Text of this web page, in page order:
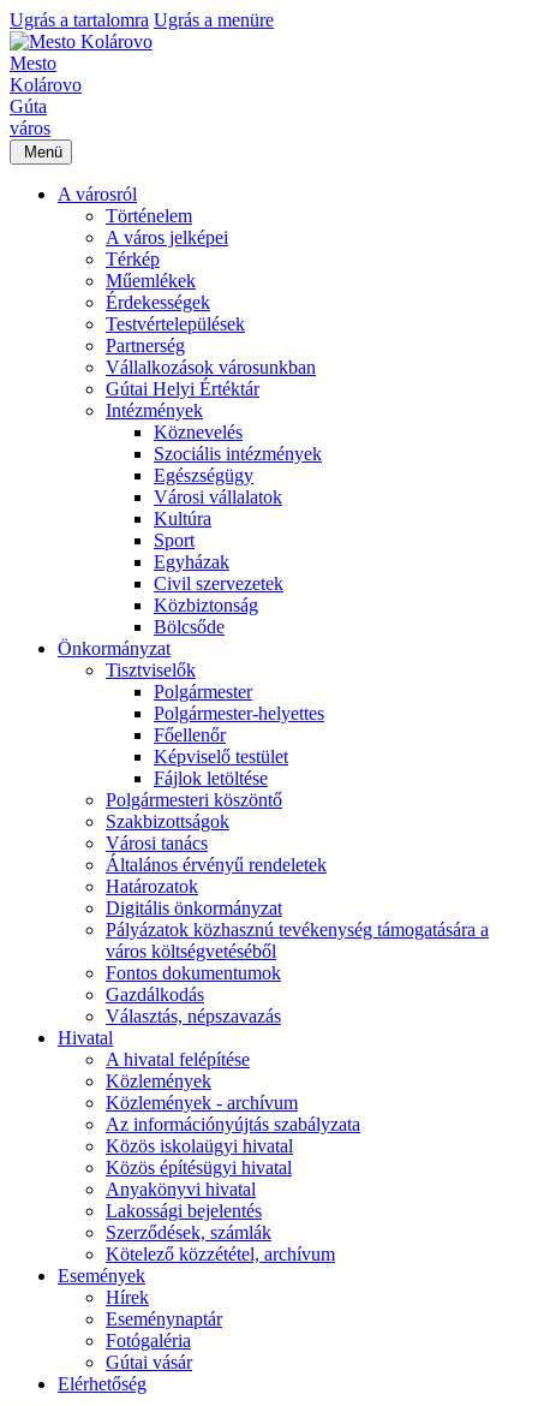
Ugrás a tartalomra Ugrás a menüre
Mesto
Kolárovo
Gúta
város
Menü
A városról
Történelem
A város jelképei
Térkép
Műemlékek
Érdekességek
Testvértelepülések
Partnerség
Vállalkozások városunkban
Gútai Helyi Értéktár
Intézmények
Köznevelés
Szociális intézmények
Egészségügy
Városi vállalatok
Kultúra
Sport
Egyházak
Civil szervezetek
Közbiztonság
Bölcsőde
Önkormányzat
Tisztviselők
Polgármester
Polgármester-helyettes
Főellenőr
Képviselő testület
Fájlok letöltése
Polgármesteri köszöntő
Szakbizottságok
Városi tanács
Általános érvényű rendeletek
Határozatok
Digitális önkormányzat
Pályázatok közhasznú tevékenység támogatására a
város költségvetéséből
Fontos dokumentumok
Gazdálkodás
Választás, népszavazás
Hivatal
A hivatal felépítése
Közlemények
Közlemények - archívum
Az információnyújtás szabályzata
Közös iskolaügyi hivatal
Közös építésügyi hivatal
Anyakönyvi hivatal
Lakossági bejelentés
Szerződések, számlák
Kötelező közzététel, archívum
Események
Hírek
Eseménynaptár
Fotógaléria
Gútai vásár
Elérhetőség